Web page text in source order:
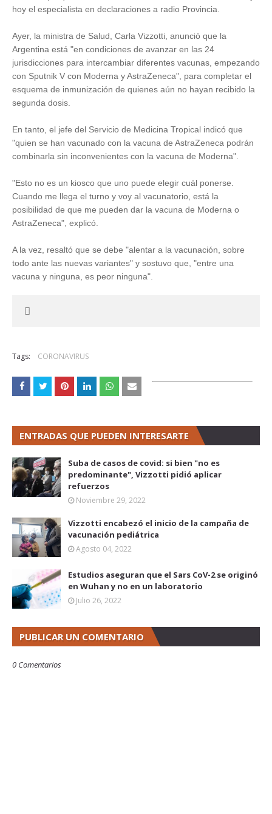
hoy el especialista en declaraciones a radio Provincia.
Ayer, la ministra de Salud, Carla Vizzotti, anunció que la
Argentina está "en condiciones de avanzar en las 24
jurisdicciones para intercambiar diferentes vacunas, empezando
con Sputnik V con Moderna y AstraZeneca", para completar el
esquema de inmunización de quienes aún no hayan recibido la
segunda dosis.
En tanto, el jefe del Servicio de Medicina Tropical indicó que
"quien se han vacunado con la vacuna de AstraZeneca podrán
combinarla sin inconvenientes con la vacuna de Moderna".
"Esto no es un kiosco que uno puede elegir cuál ponerse.
Cuando me llega el turno y voy al vacunatorio, está la
posibilidad de que me pueden dar la vacuna de Moderna o
AstraZeneca", explicó.
A la vez, resaltó que se debe "alentar a la vacunación, sobre
todo ante las nuevas variantes" y sostuvo que, "entre una
vacuna y ninguna, es peor ninguna".
Tags: CORONAVIRUS
ENTRADAS QUE PUEDEN INTERESARTE
Suba de casos de covid: si bien "no es
predominante", Vizzotti pidió aplicar
refuerzos
Noviembre 29, 2022
Vizzotti encabezó el inicio de la campaña de
vacunación pediátrica
Agosto 04, 2022
Estudios aseguran que el Sars CoV-2 se originó
en Wuhan y no en un laboratorio
Julio 26, 2022
PUBLICAR UN COMENTARIO
0 Comentarios